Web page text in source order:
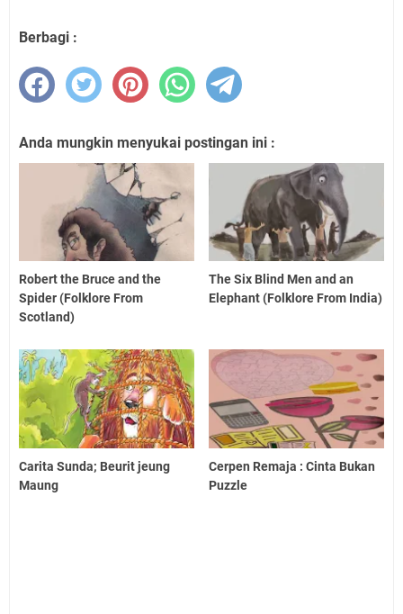
Berbagi :
Anda mungkin menyukai postingan ini :
Robert the Bruce and the
Spider (Folklore From
Scotland)
The Six Blind Men and an
Elephant (Folklore From India)
Carita Sunda; Beurit jeung
Maung
Cerpen Remaja : Cinta Bukan
Puzzle